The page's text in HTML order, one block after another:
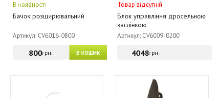
В наявності
Бачок розширювальний
Артикул: CV6016-0800
В КОШИК
800грн.
Товар відсутній
Блок управління дросельною
заслінкою
Артикул: CV6009-0200
4048грн.